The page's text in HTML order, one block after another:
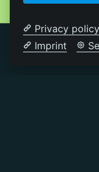
Privacy policy
Imprint